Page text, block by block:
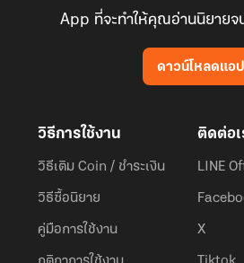
App ที่จะทำให้คุณอ่านนิยายจ
ดาวน์โหลดแอป
วิธีการใช้งาน
วิธีเติม Coin / ชำระเงิน
วิธีซื้อนิยาย
คู่มือการใช้งาน
ติดต่อเ
LINE
X